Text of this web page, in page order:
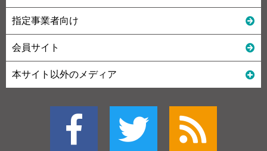
指定事業者向け
会員サイト
本サイト以外のメディア